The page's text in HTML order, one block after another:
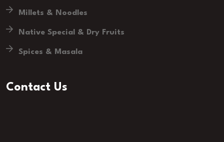
Millets & Noodles
Native Special & Dry Fruits
Spices & Masala
Contact Us